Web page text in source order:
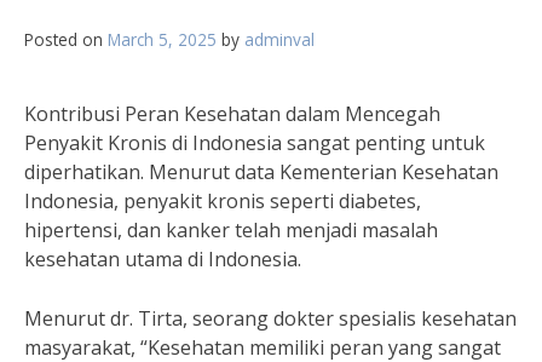
Posted on March 5, 2025 by adminval
Kontribusi Peran Kesehatan dalam Mencegah
Penyakit Kronis di Indonesia sangat penting untuk
diperhatikan. Menurut data Kementerian Kesehatan
Indonesia, penyakit kronis seperti diabetes,
hipertensi, dan kanker telah menjadi masalah
kesehatan utama di Indonesia.
Menurut dr. Tirta, seorang dokter spesialis kesehatan
masyarakat, “Kesehatan memiliki peran yang sangat